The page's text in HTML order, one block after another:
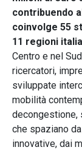
contribuendo
coinvolge 55
11 regioni
Centro e nel
ricercatori,
sviluppate
mobilità
decongestione,
che spaziano
innovative, dai